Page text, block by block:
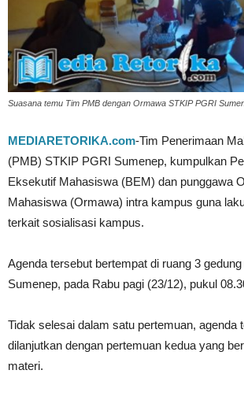
Suasana temu Tim PMB dengan Ormawa STKIP PGRI
MEDIARETORIKA.com-Tim Penerimaan
(PMB) STKIP PGRI Sumenep, kumpulkan
Eksekutif Mahasiswa (BEM) dan punggawa
Mahasiswa (Ormawa) intra kampus guna
terkait sosialisasi kampus.
Agenda tersebut bertempat di ruang 3
Sumenep, pada Rabu pagi (23/12), pukul
Tidak selesai dalam satu pertemuan, agenda
dilanjutkan dengan pertemuan kedua yang
materi.